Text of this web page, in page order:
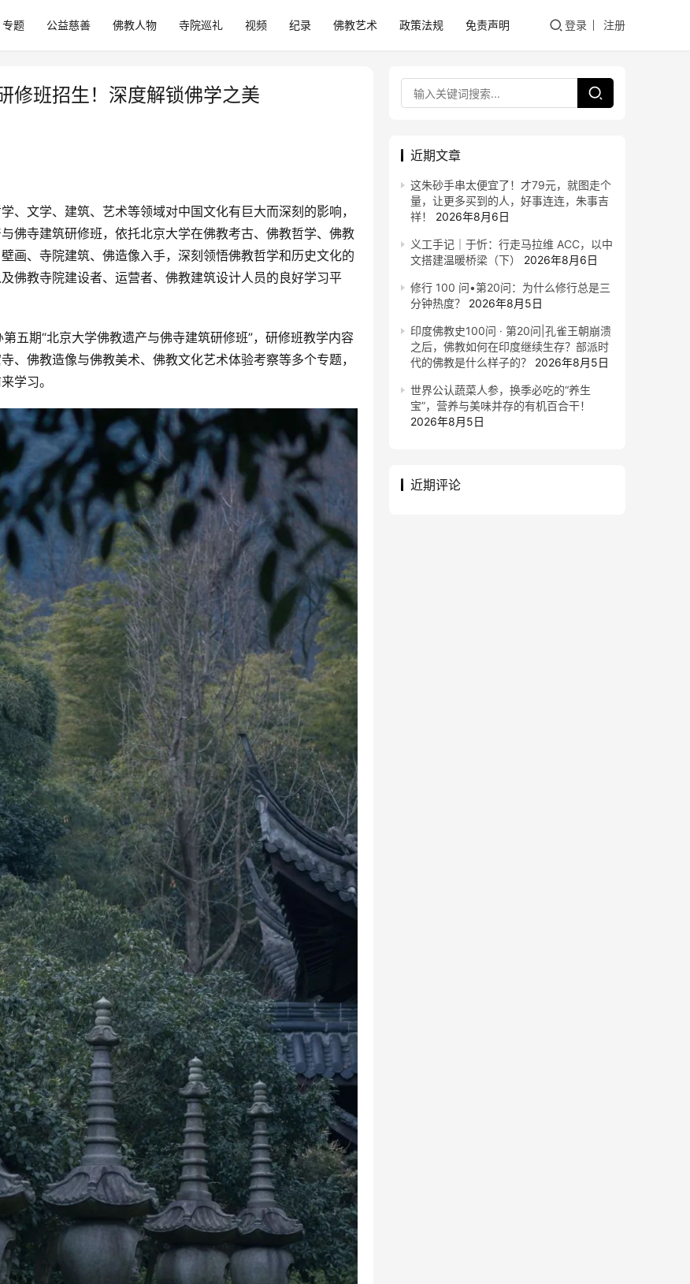
专题 公益慈善 佛教人物 寺院巡礼 视频 纪录 佛教艺术 政策法规 免责声明 登录 注册
修班招生！深度解锁佛学之美
、文学、建筑、艺术等领域对中国文化有巨大而深刻的影响，
佛寺建筑研修班，依托北京大学在佛教考古、佛教哲学、佛教
画、寺院建筑、佛造像入手，深刻领悟佛教哲学和历史文化的
佛教寺院建设者、运营者、佛教建筑设计人员的良好学习平
五期“北京大学佛教遗产与佛寺建筑研修班”，研修班教学内容
、佛教造像与佛教美术、佛教文化艺术体验考察等多个专题，
学习。
近期文章
这朱砂手串太便宜了！才79元，就图走个
量，让更多买到的人，好事连连，朱事吉
祥！
2026年8月6日
义工手记｜于忻：行走马拉维 ACC，以中
文搭建温暖桥梁（下）
2026年8月6日
修行 100 问•第20问：为什么修行总是三
分钟热度？
2026年8月5日
印度佛教史100问 · 第20问|孔雀王朝崩溃
之后，佛教如何在印度继续生存？部派时
代的佛教是什么样子的？
2026年8月5日
世界公认蔬菜人参，换季必吃的“养生
宝”，营养与美味并存的有机百合干！
2026年8月5日
近期评论